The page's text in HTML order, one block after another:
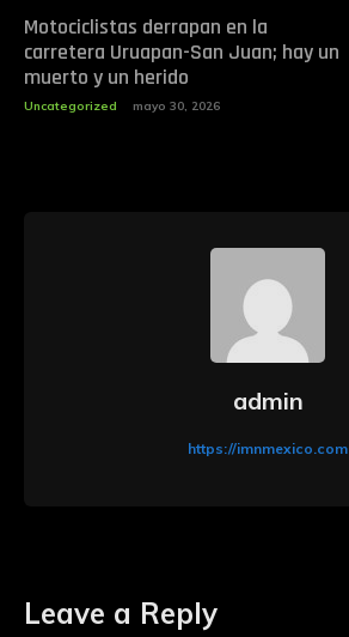
Motociclistas derrapan en la
carretera Uruapan-San Juan; hay un
muerto y un herido
Uncategorized mayo 30, 2026
Leave a Reply
admin
https://imnmexico.com